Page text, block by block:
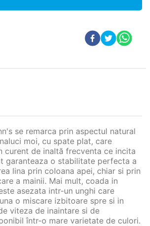
se remarca prin aspectul natural
moi, cu spate plat, care
curent de inaltă frecventa ce incita
garanteaza o stabilitate perfecta a
lina prin coloana apei, chiar si prin
a mainii. Mai mult, coada in
asezata intr-un unghi care
o miscare izbitoare spre si in
viteza de inaintare si de
într-o mare varietate de culori.